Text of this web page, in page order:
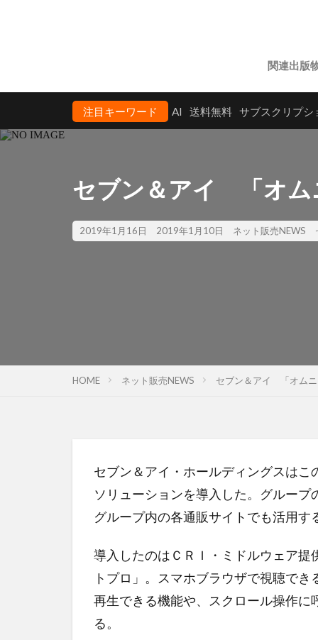
関連出版
注目キーワード AI 送料無料 サブスクリプシ
セブン＆アイ 「オム
2019年1月16日 2019年1月10日 ネット販売NEWS
HOME ネット販売NEWS セブン＆アイ 「オム
セブン＆アイ・ホールディングスは
ソリューションを導入した。グルー
グループ内の各通販サイトでも活用す
導入したのはＣＲＩ・ミドルウェア
トプロ」。スマホブラウザで視聴で
再生できる機能や、スクロール操作
る。